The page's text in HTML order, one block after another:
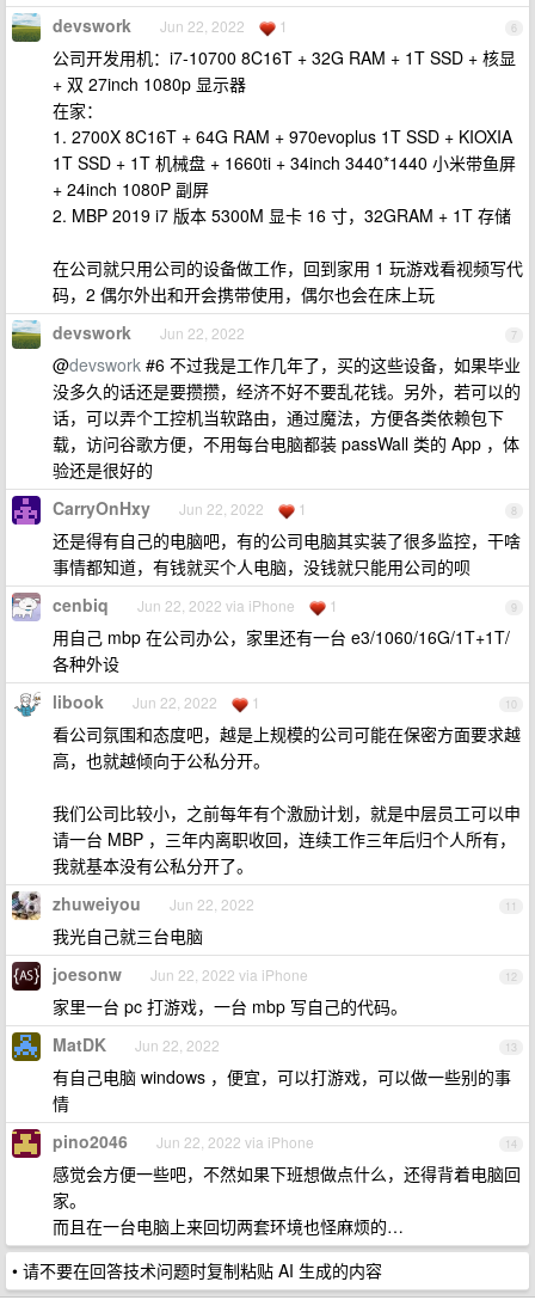
6
devswork Jun 22, 2022 1
公司开发用机：i7-10700 8C16T + 32G RAM + 1T SSD + 核显
+ 双 27inch 1080p 显示器
在家：
1. 2700X 8C16T + 64G RAM + 970evoplus 1T SSD + KIOXIA
1T SSD + 1T 机械盘 + 1660ti + 34inch 3440*1440 小米带鱼屏
+ 24inch 1080P 副屏
2. MBP 2019 i7 版本 5300M 显卡 16 寸，32GRAM + 1T 存储
在公司就只用公司的设备做工作，回到家用 1 玩游戏看视频写代
码，2 偶尔外出和开会携带使用，偶尔也会在床上玩
7
devswork Jun 22, 2022
@devswork #6 不过我是工作几年了，买的这些设备，如果毕业
没多久的话还是要攒攒，经济不好不要乱花钱。另外，若可以的
话，可以弄个工控机当软路由，通过魔法，方便各类依赖包下
载，访问谷歌方便，不用每台电脑都装 passWall 类的 App ，体
验还是很好的
8
CarryOnHxy Jun 22, 2022 1
还是得有自己的电脑吧，有的公司电脑其实装了很多监控，干啥
事情都知道，有钱就买个人电脑，没钱就只能用公司的呗
9
cenbiq Jun 22, 2022 via iPhone 1
用自己 mbp 在公司办公，家里还有一台 e3/1060/16G/1T+1T/
各种外设
10
libook Jun 22, 2022 1
看公司氛围和态度吧，越是上规模的公司可能在保密方面要求越
高，也就越倾向于公私分开。
我们公司比较小，之前每年有个激励计划，就是中层员工可以申
请一台 MBP ，三年内离职收回，连续工作三年后归个人所有，
我就基本没有公私分开了。
11
zhuweiyou Jun 22, 2022
我光自己就三台电脑
12
joesonw Jun 22, 2022 via iPhone
家里一台 pc 打游戏，一台 mbp 写自己的代码。
13
MatDK Jun 22, 2022
有自己电脑 windows ，便宜，可以打游戏，可以做一些别的事
情
14
pino2046 Jun 22, 2022 via iPhone
感觉会方便一些吧，不然如果下班想做点什么，还得背着电脑回
家。
而且在一台电脑上来回切两套环境也怪麻烦的…
• 请不要在回答技术问题时复制粘贴 AI 生成的内容